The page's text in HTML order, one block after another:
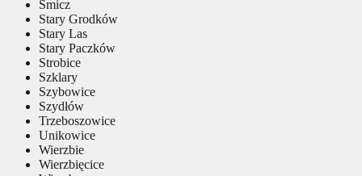
Śmicz
Stary Grodków
Stary Las
Stary Paczków
Strobice
Szklary
Szybowice
Szydłów
Trzeboszowice
Unikowice
Wierzbie
Wierzbięcice